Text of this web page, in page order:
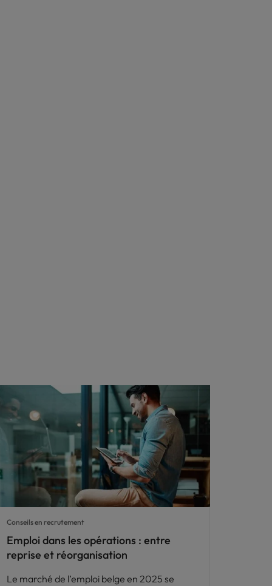
Conseils en recrutement
Emploi dans les opérations : entre
reprise et réorganisation
Le marché de l’emploi belge en 2025 se